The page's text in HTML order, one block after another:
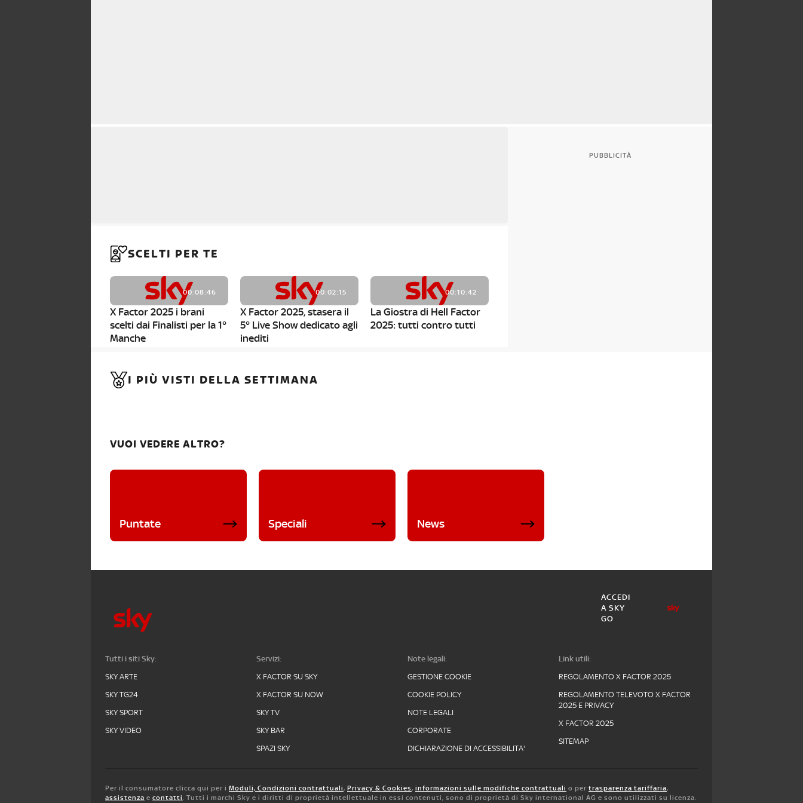
SCELTI PER TE
00:08:46
X Factor 2025 i brani
scelti dai Finalisti per la 1°
Manche
00:02:15
X Factor 2025, stasera il
5° Live Show dedicato agli
inediti
00:10:42
La Giostra di Hell Factor
2025: tutti contro tutti
PUBBLICITÀ
I PIÙ VISTI DELLA SETTIMANA
VUOI VEDERE ALTRO?
Puntate Speciali News
ACCEDI
A SKY
GO
Tutti i siti Sky:
SKY ARTE
SKY TG24
SKY SPORT
SKY VIDEO
Servizi:
X FACTOR SU SKY
X FACTOR SU NOW
SKY TV
SKY BAR
SPAZI SKY
Note legali:
GESTIONE COOKIE
COOKIE POLICY
NOTE LEGALI
CORPORATE
DICHIARAZIONE DI ACCESSIBILITA'
Link utili:
REGOLAMENTO X FACTOR 2025
REGOLAMENTO TELEVOTO X FACTOR
2025 E PRIVACY
X FACTOR 2025
SITEMAP
Per il consumatore clicca qui per i Moduli, Condizioni contrattuali, Privacy & Cookies, informazioni sulle modifiche contrattuali o per trasparenza tariffaria,
assistenza e contatti. Tutti i marchi Sky e i diritti di proprietà intellettuale in essi contenuti, sono di proprietà di Sky international AG e sono utilizzati su licenza.